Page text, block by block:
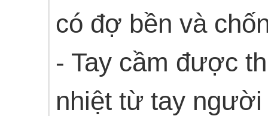
có đợ bền và
- Tay cầm được
nhiệt từ tay